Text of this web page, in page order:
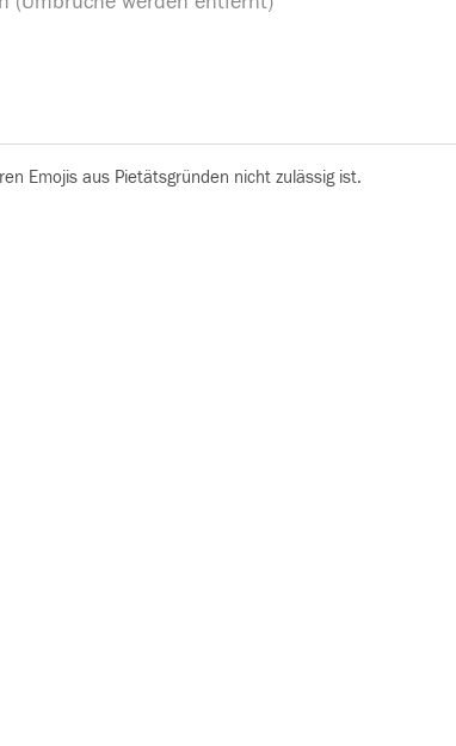
Emojis aus Pietätsgründen nicht zulässig ist.